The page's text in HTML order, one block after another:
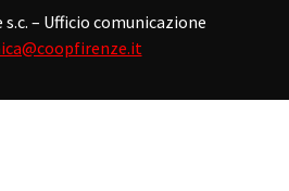
– Ufficio comunicazione